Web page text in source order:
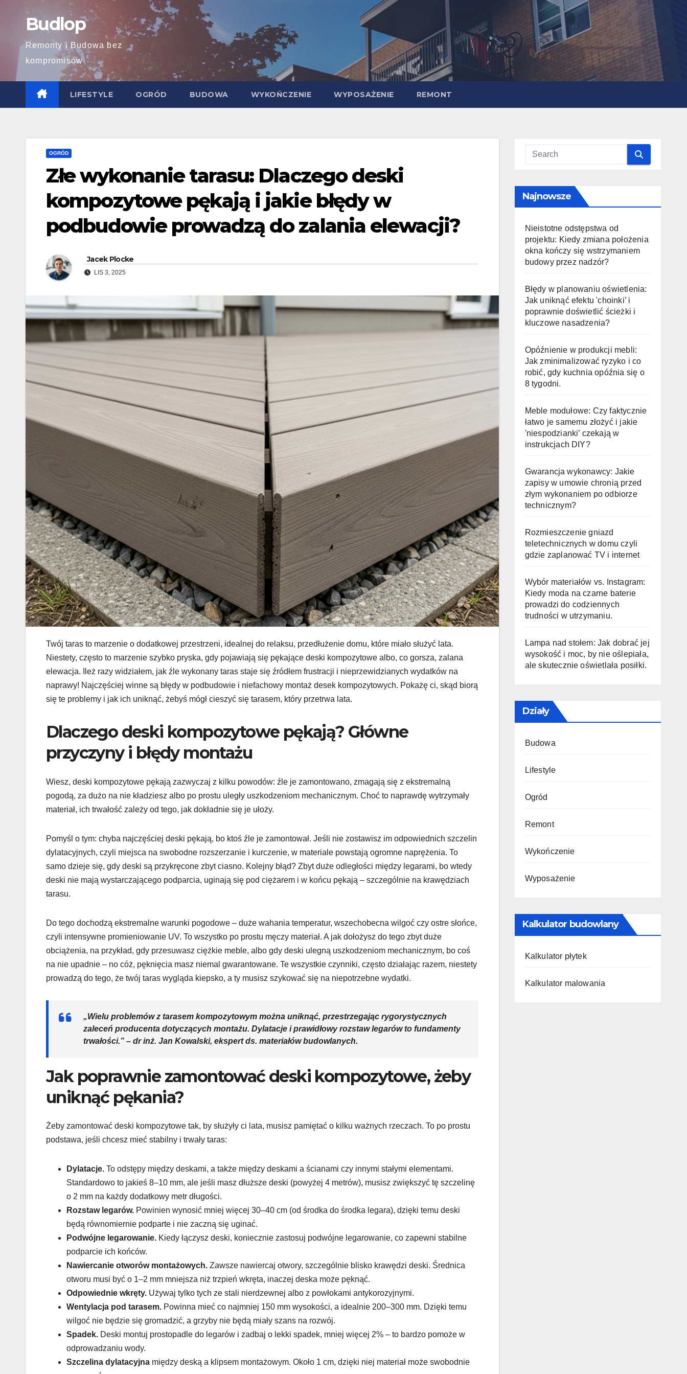
Budlop
Remonty i Budowa bez
kompromisów
LIFESTYLE OGRÓD BUDOWA WYKOŃCZENIE WYPOSAŻENIE REMONT
OGRÓD
Złe wykonanie tarasu: Dlaczego deski
kompozytowe pękają i jakie błędy w
podbudowie prowadzą do zalania elewacji?
Jacek Plocke
LIS 3, 2025
Twój taras to marzenie o dodatkowej przestrzeni, idealnej do relaksu, przedłużenie domu, które miało służyć lata.
Niestety, często to marzenie szybko pryska, gdy pojawiają się pękające deski kompozytowe albo, co gorsza, zalana
elewacja. Ileż razy widziałem, jak źle wykonany taras staje się źródłem frustracji i nieprzewidzianych wydatków na
naprawy! Najczęściej winne są błędy w podbudowie i niefachowy montaż desek kompozytowych. Pokażę ci, skąd biorą
się te problemy i jak ich uniknąć, żebyś mógł cieszyć się tarasem, który przetrwa lata.
Dlaczego deski kompozytowe pękają? Główne
przyczyny i błędy montażu
Wiesz, deski kompozytowe pękają zazwyczaj z kilku powodów: źle je zamontowano, zmagają się z ekstremalną
pogodą, za dużo na nie kładziesz albo po prostu uległy uszkodzeniom mechanicznym. Choć to naprawdę wytrzymały
materiał, ich trwałość zależy od tego, jak dokładnie się je ułoży.
Pomyśl o tym: chyba najczęściej deski pękają, bo ktoś źle je zamontował. Jeśli nie zostawisz im odpowiednich szczelin
dylatacyjnych, czyli miejsca na swobodne rozszerzanie i kurczenie, w materiale powstają ogromne naprężenia. To
samo dzieje się, gdy deski są przykręcone zbyt ciasno. Kolejny błąd? Zbyt duże odległości między legarami, bo wtedy
deski nie mają wystarczającego podparcia, uginają się pod ciężarem i w końcu pękają – szczególnie na krawędziach
tarasu.
Do tego dochodzą ekstremalne warunki pogodowe – duże wahania temperatur, wszechobecna wilgoć czy ostre słońce,
czyli intensywne promieniowanie UV. To wszystko po prostu męczy materiał. A jak dołożysz do tego zbyt duże
obciążenia, na przykład, gdy przesuwasz ciężkie meble, albo gdy deski ulegną uszkodzeniom mechanicznym, bo coś
na nie upadnie – no cóż, pęknięcia masz niemal gwarantowane. Te wszystkie czynniki, często działając razem, niestety
prowadzą do tego, że twój taras wygląda kiepsko, a ty musisz szykować się na niepotrzebne wydatki.
„Wielu problemów z tarasem kompozytowym można uniknąć, przestrzegając rygorystycznych
zaleceń producenta dotyczących montażu. Dylatacje i prawidłowy rozstaw legarów to fundamenty
trwałości.” – dr inż. Jan Kowalski, ekspert ds. materiałów budowlanych.
Jak poprawnie zamontować deski kompozytowe, żeby
uniknąć pękania?
Żeby zamontować deski kompozytowe tak, by służyły ci lata, musisz pamiętać o kilku ważnych rzeczach. To po prostu
podstawa, jeśli chcesz mieć stabilny i trwały taras:
Dylatacje. To odstępy między deskami, a także między deskami a ścianami czy innymi stałymi elementami.
Standardowo to jakieś 8–10 mm, ale jeśli masz dłuższe deski (powyżej 4 metrów), musisz zwiększyć tę szczelinę
o 2 mm na każdy dodatkowy metr długości.
Rozstaw legarów. Powinien wynosić mniej więcej 30–40 cm (od środka do środka legara), dzięki temu deski
będą równomiernie podparte i nie zaczną się uginać.
Podwójne legarowanie. Kiedy łączysz deski, koniecznie zastosuj podwójne legarowanie, co zapewni stabilne
podparcie ich końców.
Nawiercanie otworów montażowych. Zawsze nawiercaj otwory, szczególnie blisko krawędzi deski. Średnica
otworu musi być o 1–2 mm mniejsza niż trzpień wkręta, inaczej deska może pęknąć.
Odpowiednie wkręty. Używaj tylko tych ze stali nierdzewnej albo z powłokami antykorozyjnymi.
Wentylacja pod tarasem. Powinna mieć co najmniej 150 mm wysokości, a idealnie 200–300 mm. Dzięki temu
wilgoć nie będzie się gromadzić, a grzyby nie będą miały szans na rozwój.
Spadek. Deski montuj prostopadle do legarów i zadbaj o lekki spadek, mniej więcej 2% – to bardzo pomoże w
odprowadzaniu wody.
Szczelina dylatacyjna między deską a klipsem montażowym. Około 1 cm, dzięki niej materiał może swobodnie
Najnowsze
Nieistotne odstępstwa od
projektu: Kiedy zmiana położenia
okna kończy się wstrzymaniem
budowy przez nadzór?
Błędy w planowaniu oświetlenia:
Jak uniknąć efektu 'choinki’ i
poprawnie doświetlić ścieżki i
kluczowe nasadzenia?
Opóźnienie w produkcji mebli:
Jak zminimalizować ryzyko i co
robić, gdy kuchnia opóźnia się o
8 tygodni.
Meble modułowe: Czy faktycznie
łatwo je samemu złożyć i jakie
'niespodzianki’ czekają w
instrukcjach DIY?
Gwarancja wykonawcy: Jakie
zapisy w umowie chronią przed
złym wykonaniem po odbiorze
technicznym?
Rozmieszczenie gniazd
teletechnicznych w domu czyli
gdzie zaplanować TV i internet
Wybór materiałów vs. Instagram:
Kiedy moda na czarne baterie
prowadzi do codziennych
trudności w utrzymaniu.
Lampa nad stołem: Jak dobrać jej
wysokość i moc, by nie oślepiała,
ale skutecznie oświetlała posiłki.
Działy
Budowa
Lifestyle
Ogród
Remont
Wykończenie
Wyposażenie
Kalkulator budowlany
Kalkulator płytek
Kalkulator malowania